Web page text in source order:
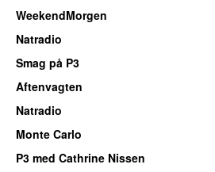
WeekendMorgen
Natradio
Smag på P3
Aftenvagten
Natradio
Monte Carlo
P3 med Cathrine Nissen